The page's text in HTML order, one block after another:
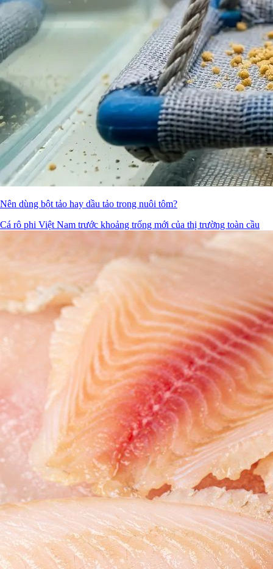
Nên dùng bột tảo hay dầu tảo trong nuôi tôm?
Cá rô phi Việt Nam trước khoảng trống mới của thị trường toàn cầu